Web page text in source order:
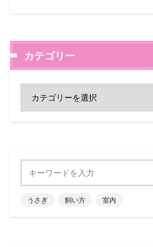
カテゴリー
うさぎ 飼い方 室内